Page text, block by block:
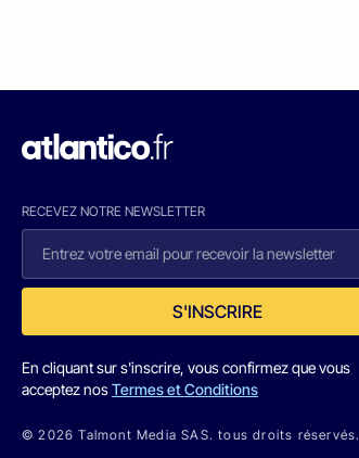
RECEVEZ NOTRE NEWSLETTER
S'INSCRIRE
En cliquant sur s'inscrire, vous confirmez que vous
acceptez nosTermes et Conditions
© 2026 Talmont Media SAS. tous droits réservés.